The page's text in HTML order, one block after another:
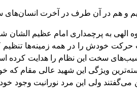
و هم در آن طرف در آخرت انسان‌های
به پرچمداری امام عظیم الشان
حرکت خودش را در همه زمینه‌ها
نشیب‌های سخت این نظام را هدایت
ویژگی این شهید عالی مقام
می‌گفتند ولی این مرد نورانیت